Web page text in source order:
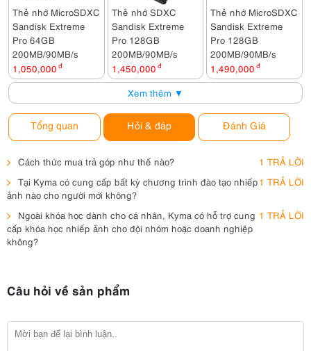
Thẻ nhớ MicroSDXC
Sandisk Extreme
Pro 64GB
200MB/90MB/s
1,050,000 đ
Thẻ nhớ SDXC
Sandisk Extreme
Pro 128GB
200MB/90MB/s
1,450,000 đ
Thẻ nhớ MicroSDXC
Sandisk Extreme
Pro 128GB
200MB/90MB/s
1,490,000 đ
Xem thêm ▼
Tổng quan Hỏi & đáp Đánh Giá
Cách thức mua trả góp như thế nào?
1 TRẢ LỜI
Tại Kyma có cung cấp bất kỳ chương trình đào tạo nhiếp
ảnh nào cho người mới không?
1 TRẢ LỜI
Ngoài khóa học dành cho cá nhân, Kyma có hỗ trợ cung
cấp khóa học nhiếp ảnh cho đội nhóm hoặc doanh nghiệp
không?
1 TRẢ LỜI
Câu hỏi về sản phẩm